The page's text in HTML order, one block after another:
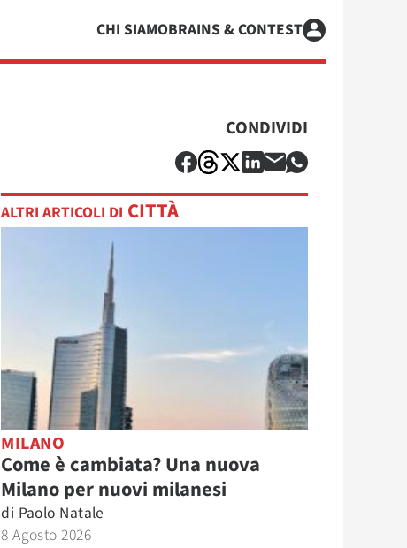
CHI SIAMOBRAINS & CONTEST
CONDIVIDI
ALTRI ARTICOLI DI CITTÀ
MILANO
Come è cambiata? Una nuova
Milano per nuovi milanesi
di Paolo Natale
8 Agosto 2026